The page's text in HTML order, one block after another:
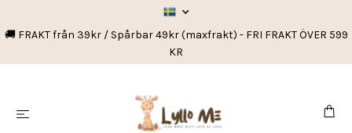
🚚 FRAKT från 39kr / Spårbar 49kr (maxfrakt) - FRI FRAKT ÖVER 599
KR